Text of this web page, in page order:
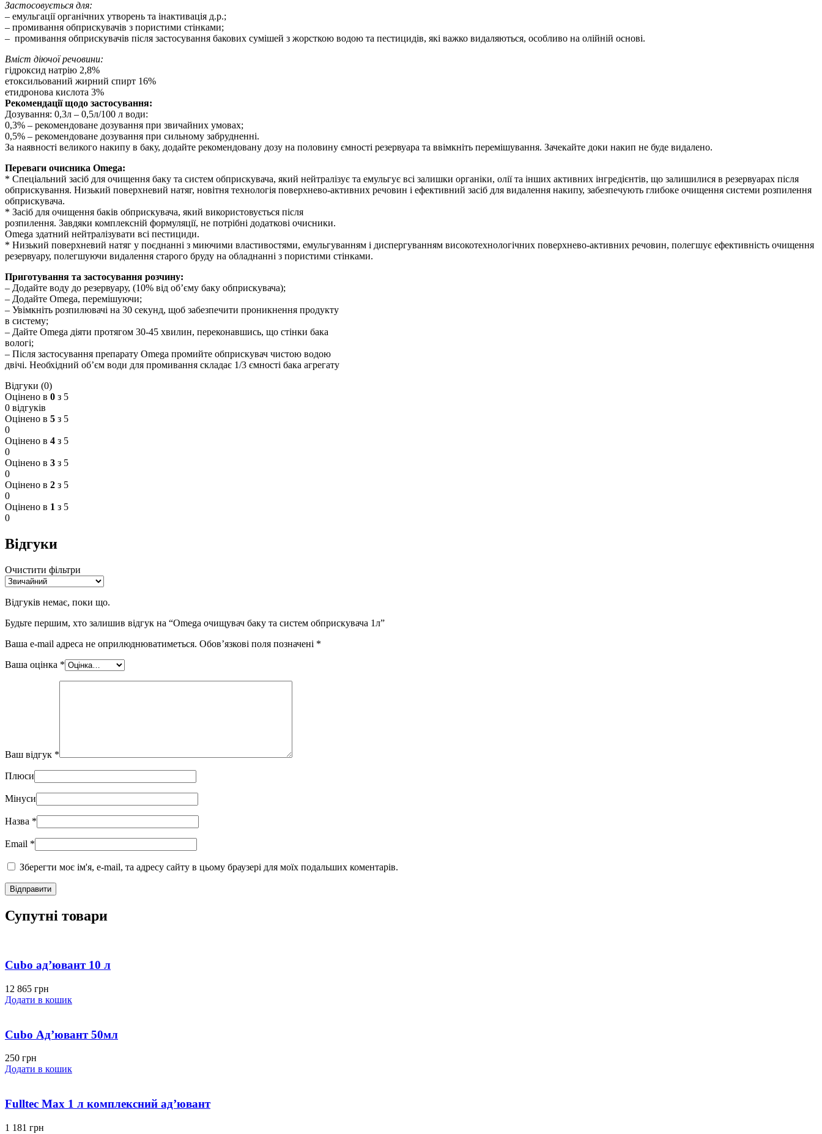
Застосовується для:
– емульгації органічних утворень та інактивація д.р.;
– промивання обприскувачів з пористими стінками;
– промивання обприскувачів після застосування бакових сумішей з жорсткою водою та пестицидів, які важко видаляються, особливо на олійній основі.
Вміст діючої речовини:
гідроксид натрію 2,8%
етоксильований жирний спирт 16%
етидронова кислота 3%
Рекомендації щодо застосування:
Дозування: 0,3л – 0,5л/100 л води:
0,3% – рекомендоване дозування при звичайних умовах;
0,5% – рекомендоване дозування при сильному забрудненні.
За наявності великого накипу в баку, додайте рекомендовану дозу на половину ємності резервуара та ввімкніть перемішування. Зачекайте доки накип не буде видалено.
Переваги очисника Omega:
* Спеціальний засіб для очищення баку та систем обприскувача, який нейтралізує та емульгує всі залишки органіки, олії та інших активних інгредієнтів, що залишилися в резервуарах після
обприскування. Низький поверхневий натяг, новітня технологія поверхнево-активних речовин і ефективний засіб для видалення накипу, забезпечують глибоке очищення системи розпилення
обприскувача.
* Засіб для очищення баків обприскувача, який використовується після
розпилення. Завдяки комплексній формуляції, не потрібні додаткові очисники.
Omega здатний нейтралізувати всі пестициди.
* Низький поверхневий натяг у поєднанні з миючими властивостями, емульгуванням і диспергуванням високотехнологічних поверхнево-активних речовин, полегшує ефективність очищення
резервуару, полегшуючи видалення старого бруду на обладнанні з пористими стінками.
Приготування та застосування розчину:
– Додайте воду до резервуару, (10% від об’єму баку обприскувача);
– Додайте Omega, перемішуючи;
– Увімкніть розпилювачі на 30 секунд, щоб забезпечити проникнення продукту
в систему;
– Дайте Omega діяти протягом 30-45 хвилин, переконавшись, що стінки бака
вологі;
– Після застосування препарату Omega промийте обприскувач чистою водою
двічі. Необхідний об’єм води для промивання складає 1/3 ємності бака агрегату
Відгуки (0)
Оцінено в 0 з 5
0 відгуків
Оцінено в 5 з 5
0
Оцінено в 4 з 5
0
Оцінено в 3 з 5
0
Оцінено в 2 з 5
0
Оцінено в 1 з 5
0
Відгуки
Очистити фільтри
Відгуків немає, поки що.
Будьте першим, хто залишив відгук на “Omega очищувач баку та систем обприскувача 1л”
Ваша e-mail адреса не оприлюднюватиметься. Обов’язкові поля позначені *
Ваша оцінка *
Ваш відгук *
Плюси
Мінуси
Назва *
Email *
Зберегти моє ім'я, e-mail, та адресу сайту в цьому браузері для моїх подальших коментарів.
Супутні товари
Cubo ад’ювант 10 л
12 865 грн
Додати в кошик
Cubo Адʼювант 50мл
250 грн
Додати в кошик
Fulltec Max 1 л комплексний ад’ювант
1 181 грн